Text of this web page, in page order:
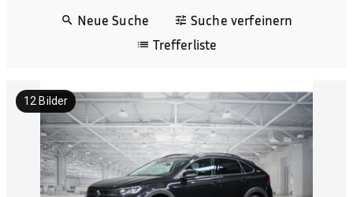
Neue Suche
Suche verfeinern
Trefferliste
12 Bilder